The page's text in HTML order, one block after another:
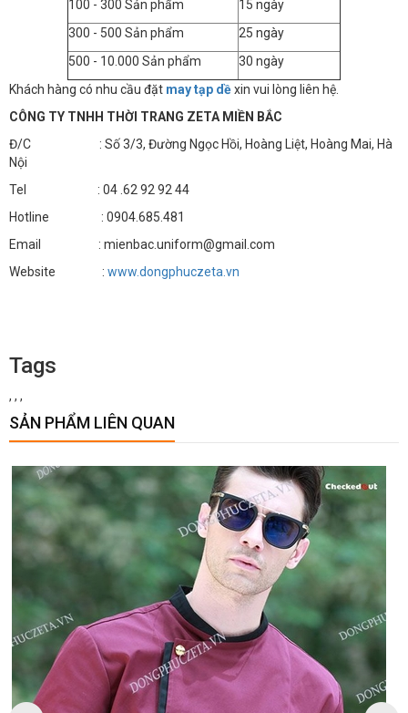
100 - 300 Sản phẩm
15 ngày
300 - 500 Sản phẩm
25 ngày
500 - 10.000 Sản phẩm
30 ngày
Khách hàng có nhu cầu đặt may tạp dềxin vui lòng liên hệ.
CÔNG TY TNHH THỜI TRANG ZETA MIỀN BẮC
Đ/C : Số 3/3, Đường Ngọc Hồi, Hoàng Liệt, Hoàng Mai, Hà
Nội
Tel : 04 .62 92 92 44
Hotline : 0904.685.481
Email : mienbac.uniform@gmail.com
Website : www.dongphuczeta.vn
Tags
, , ,
SẢN PHẨM LIÊN QUAN